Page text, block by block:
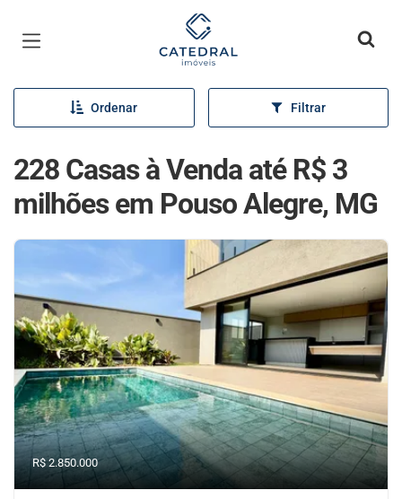
Página inicial
Ordenar Filtrar
228 Casas à Venda até R$ 3
milhões em Pouso Alegre, MG
R$ 2.850.000